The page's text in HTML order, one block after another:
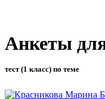
Анкеты
тест (1 класс) по теме